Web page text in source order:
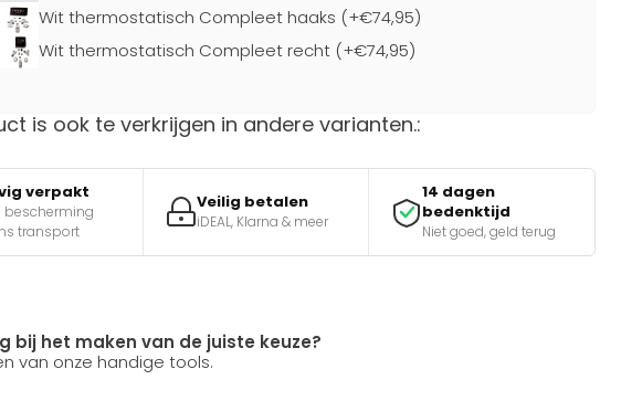
Wit thermostatisch Compleet haaks (+€74,95)
Wit thermostatisch Compleet recht (+€74,95)
is ook te verkrijgen in andere varianten.:
verpakt
bescherming
transport
Veilig betalen
iDEAL, Klarna & meer
14 dagen
bedenktijd
Niet goed, geld terug
bij het maken van de juiste keuze?
van onze handige tools.